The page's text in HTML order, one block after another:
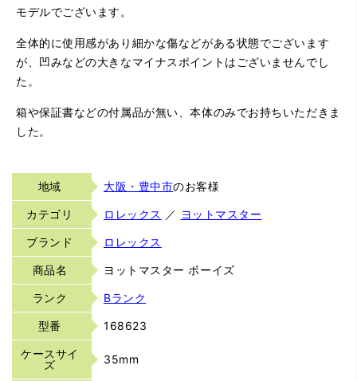
モデルでございます。
全体的に使用感があり細かな傷などがある状態でございます
が、凹みなどの大きなマイナスポイントはございませんでし
た。
箱や保証書などの付属品が無い、本体のみでお持ちいただきま
した。
地域 大阪・豊中市のお客様
カテゴリ ロレックス ／ ヨットマスター
ブランド ロレックス
商品名 ヨットマスター ボーイズ
ランク Bランク
型番 168623
ケースサイ
ズ
35mm